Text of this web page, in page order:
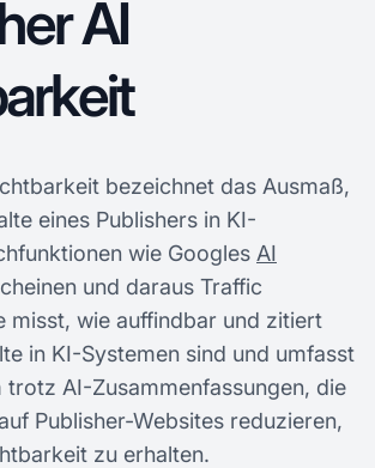
AI
bezeichnet das Ausmaß,
eines Publishers in KI-
wie Googles AI
und daraus Traffic
misst, wie auffindbar und zitiert
in KI-Systemen sind und umfasst
trotz AI-Zusammenfassungen, die
Publisher-Websites reduzieren,
zu erhalten.